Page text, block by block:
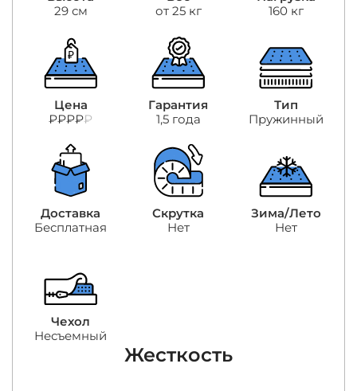
29 см
от 25 кг
160 кг
Цена
₽₽₽₽₽
Гарантия
1,5 года
Тип
Пружинный
Доставка
Бесплатная
Скрутка
Нет
Зима/Лето
Нет
Чехол
Несъемный
Жесткость